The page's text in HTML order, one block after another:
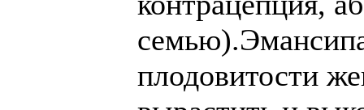
плодовитости